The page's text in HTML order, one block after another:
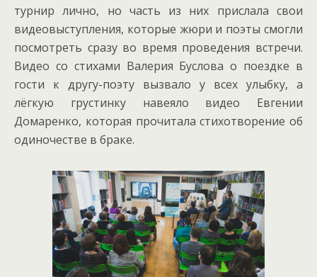
турнир лично, но часть из них прислала свои
видеовыступления, которые жюри и поэты смогли
посмотреть сразу во время проведения встречи.
Видео со стихами Валерия Буслова о поездке в
гости к другу-поэту вызвало у всех улыбку, а
лёгкую грустинку навеяло видео Евгении
Домаренко, которая прочитала стихотворение об
одиночестве в браке.